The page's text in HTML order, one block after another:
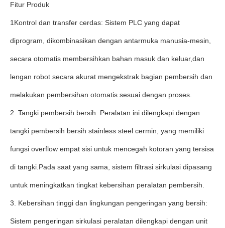
Fitur Produk
1Kontrol dan transfer cerdas: Sistem PLC yang dapat
diprogram, dikombinasikan dengan antarmuka manusia-mesin,
secara otomatis membersihkan bahan masuk dan keluar,dan
lengan robot secara akurat mengekstrak bagian pembersih dan
melakukan pembersihan otomatis sesuai dengan proses.
2. Tangki pembersih bersih: Peralatan ini dilengkapi dengan
tangki pembersih bersih stainless steel cermin, yang memiliki
fungsi overflow empat sisi untuk mencegah kotoran yang tersisa
di tangki.Pada saat yang sama, sistem filtrasi sirkulasi dipasang
untuk meningkatkan tingkat kebersihan peralatan pembersih.
3. Kebersihan tinggi dan lingkungan pengeringan yang bersih:
Sistem pengeringan sirkulasi peralatan dilengkapi dengan unit